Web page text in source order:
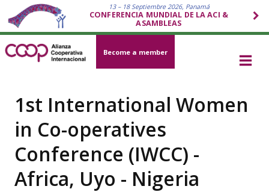
13 – 18 Septiembre 2026, Panamá
CONFERENCIA MUNDIAL DE LA ACI &
ASAMBLEAS
Become a member
1st International Women
in Co-operatives
Conference (IWCC) -
Africa, Uyo - Nigeria